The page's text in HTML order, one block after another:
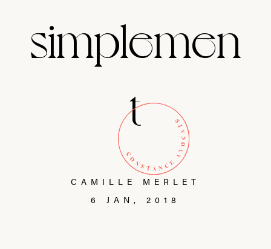
simplemen
t
CAMILLE MERLET
6 JAN, 2018